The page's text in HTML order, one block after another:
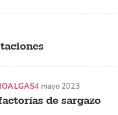
de sargazo
4 mayo 2023